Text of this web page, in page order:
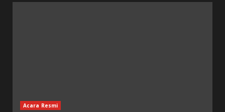
Acara Resmi